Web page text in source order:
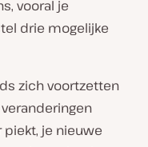
vooral je
drie mogelijke
zich voortzetten
piekt, je nieuwe